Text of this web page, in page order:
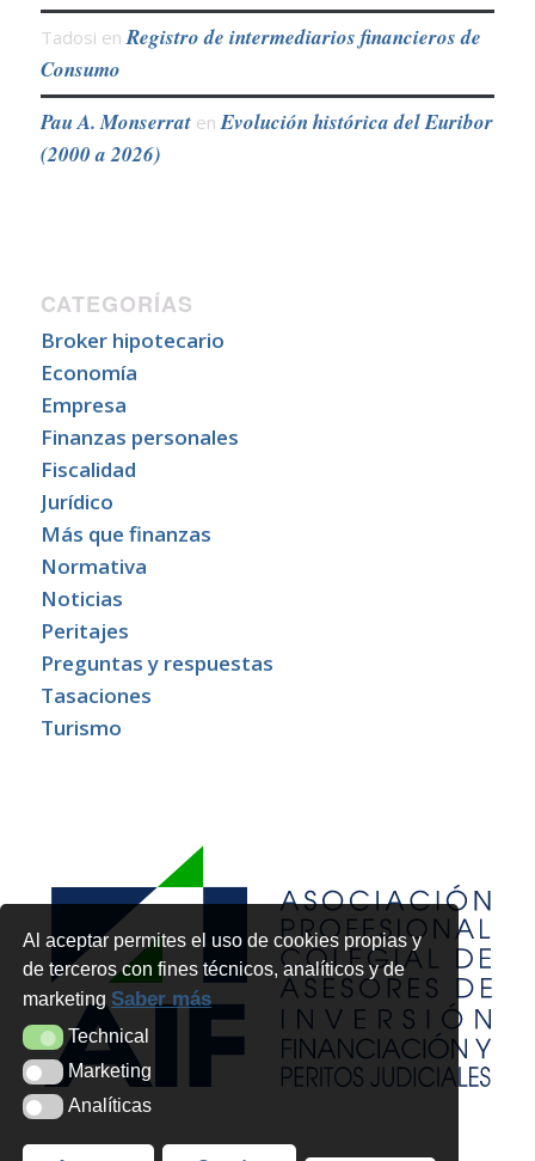
Al aceptar permites el uso de cookies propias y
de terceros con fines técnicos, analíticos y de
marketingSaber más
TechnicalTechnical
MarketingMarketing
AnalíticasAnalíticas
Tadosi en Registro de intermediarios financieros de
Consumo
Pau A. Monserraten Evolución histórica del Euribor
(2000 a 2026)
CATEGORÍAS
Broker hipotecario
Economía
Empresa
Finanzas personales
Fiscalidad
Jurídico
Más que finanzas
Normativa
Noticias
Peritajes
Preguntas y respuestas
Tasaciones
Turismo